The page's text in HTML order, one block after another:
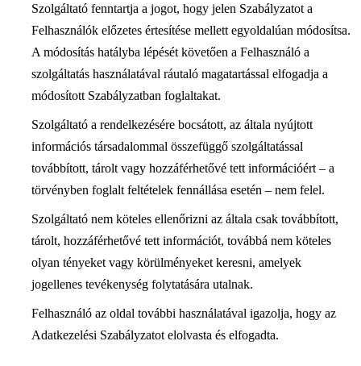
Szolgáltató fenntartja a jogot, hogy jelen Szabályzatot a
Felhasználók előzetes értesítése mellett egyoldalúan módosítsa.
A módosítás hatályba lépését követően a Felhasználó a
szolgáltatás használatával ráutaló magatartással elfogadja a
módosított Szabályzatban foglaltakat.
Szolgáltató a rendelkezésére bocsátott, az általa nyújtott
információs társadalommal összefüggő szolgáltatással
továbbított, tárolt vagy hozzáférhetővé tett információért – a
törvényben foglalt feltételek fennállása esetén – nem felel.
Szolgáltató nem köteles ellenőrizni az általa csak továbbított,
tárolt, hozzáférhetővé tett információt, továbbá nem köteles
olyan tényeket vagy körülményeket keresni, amelyek
jogellenes tevékenység folytatására utalnak.
Felhasználó az oldal további használatával igazolja, hogy az
Adatkezelési Szabályzatot elolvasta és elfogadta.